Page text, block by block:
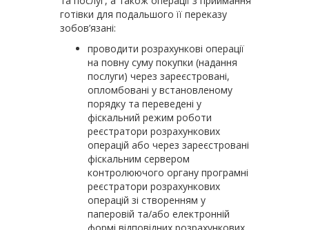
готівки для подальшого її переказу
зобов’язані:
проводити розрахункові операції
на повну суму покупки (надання
послуги) через зареєстровані,
опломбовані у встановленому
порядку та переведені у
фіскальний режим роботи
реєстратори розрахункових
операцій або через зареєстровані
фіскальним сервером
контролюючого органу програмні
реєстратори розрахункових
операцій зі створенням у
паперовій та/або електронній